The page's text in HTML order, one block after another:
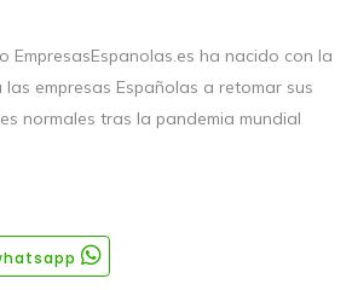
EmpresasEspanolas.es ha nacido con la
empresas Españolas a retomar sus
normales tras la pandemia mundial